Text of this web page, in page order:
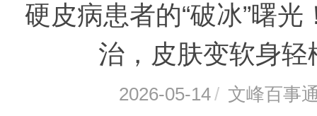
硬皮病患者的“破冰”曙
治，皮肤变软身
2026-05-14/ 文峰百事